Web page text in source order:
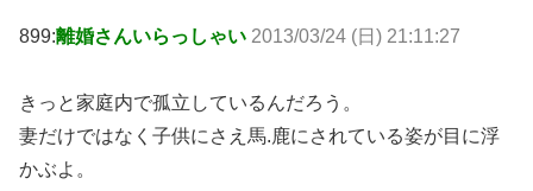
899:離婚さんいらっしゃい 2013/03/24 (日) 21:11:27
きっと家庭内で孤立しているんだろう。
妻だけではなく子供にさえ馬.鹿にされている姿が目に浮
かぶよ。